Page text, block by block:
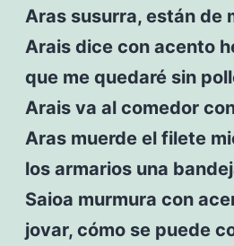
Aras susurra, están de
Arais dice con acento
que me quedaré sin
Arais va al comedor
Aras muerde el filete
los armarios una
Saioa murmura con
jovar, cómo se puede